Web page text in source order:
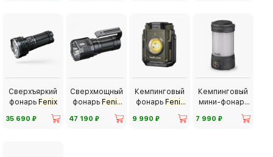
Сверхъяркий
фонарь Fenix
35 690 ⃏
Сверхмощный
фонарь Fenix
47 190 ⃏
Кемпинговый
фонарь Fenix
9 990 ⃏
Кемпинговый
мини-фонарь
7 990 ⃏